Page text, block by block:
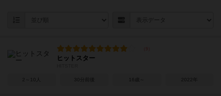
ヒットスター
2～10人 30分前後 16歳～ 2022年